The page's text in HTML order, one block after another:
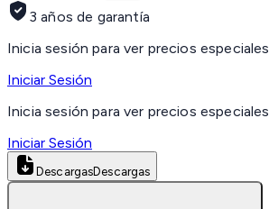
3 años de garantía
Inicia sesión para ver precios especiales
Iniciar Sesión
Inicia sesión para ver precios especiales
Iniciar Sesión
DescargasDescargas